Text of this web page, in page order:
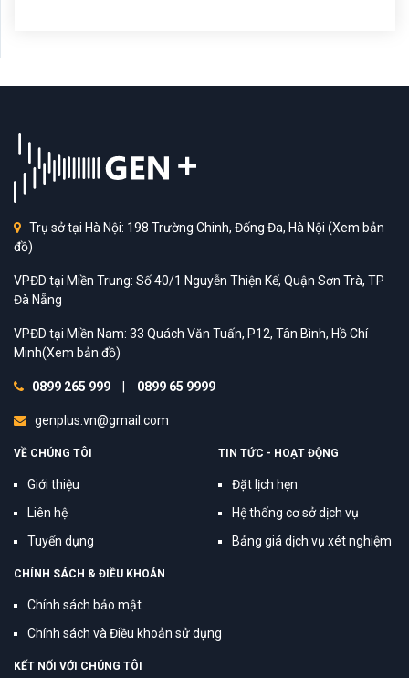
Trụ sở tại Hà Nội: 198 Trường Chinh, Đống Đa, Hà Nội (Xem bản
đồ)
VPĐD tại Miền Trung: Số 40/1 Nguyễn Thiện Kế, Quận Sơn Trà, TP
Đà Nẵng
VPĐD tại Miền Nam: 33 Quách Văn Tuấn, P12, Tân Bình, Hồ Chí
Minh(Xem bản đồ)
0899 265 999 0899 65 9999
genplus.vn@gmail.com
VỀ CHÚNG TÔI
Giới thiệu
Liên hệ
Tuyển dụng
TIN TỨC - HOẠT ĐỘNG
Đặt lịch hẹn
Hệ thống cơ sở dịch vụ
Bảng giá dịch vụ xét nghiệm
CHÍNH SÁCH & ĐIỀU KHOẢN
Chính sách bảo mật
Chính sách và Điều khoản sử dụng
KẾT NỐI VỚI CHÚNG TÔI